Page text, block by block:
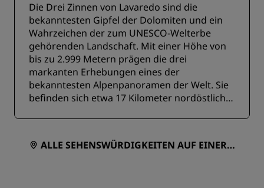
Die Drei Zinnen von Lavaredo sind die
bekanntesten Gipfel der Dolomiten und ein
Wahrzeichen der zum UNESCO-Welterbe
gehörenden Landschaft. Mit einer Höhe von
bis zu 2.999 Metern prägen die drei
markanten Erhebungen eines der
bekanntesten Alpenpanoramen der Welt. Sie
befinden sich etwa 17 Kilometer nordöstlich
dramatischen, steilen Felsformationen und
Hochplateaus.
ALLE SEHENSWÜRDIGKEITEN AUF EINER K